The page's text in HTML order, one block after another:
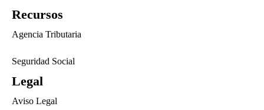
Recursos
Agencia Tributaria
Seguridad Social
Legal
Aviso Legal